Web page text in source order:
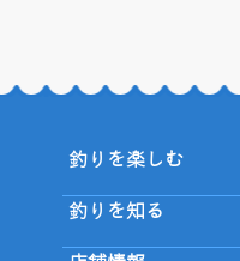
釣りを楽しむ
釣りを知る